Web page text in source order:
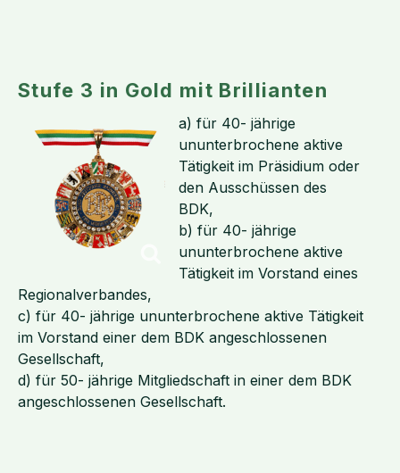
Stufe 3 in Gold mit Brillianten
a) für 40- jährige
ununterbrochene aktive
Tätigkeit im Präsidium oder
den Ausschüssen des
BDK,
b) für 40- jährige
ununterbrochene aktive
Tätigkeit im Vorstand eines
Regionalverbandes,
c) für 40- jährige ununterbrochene aktive Tätigkeit
im Vorstand einer dem BDK angeschlossenen
Gesellschaft,
d) für 50- jährige Mitgliedschaft in einer dem BDK
angeschlossenen Gesellschaft.